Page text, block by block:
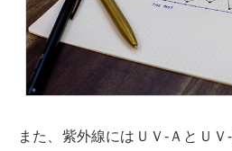
また、紫外線にはＵＶ-ＡとＵＶ